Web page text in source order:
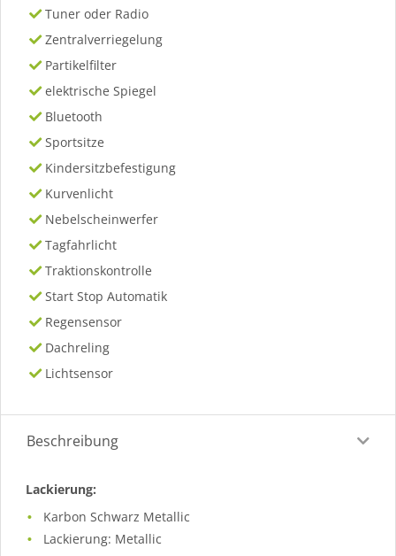
Tuner oder Radio
Zentralverriegelung
Partikelfilter
elektrische Spiegel
Bluetooth
Sportsitze
Kindersitzbefestigung
Kurvenlicht
Nebelscheinwerfer
Tagfahrlicht
Traktionskontrolle
Start Stop Automatik
Regensensor
Dachreling
Lichtsensor
Beschreibung
Lackierung:
Karbon Schwarz Metallic
Lackierung: Metallic